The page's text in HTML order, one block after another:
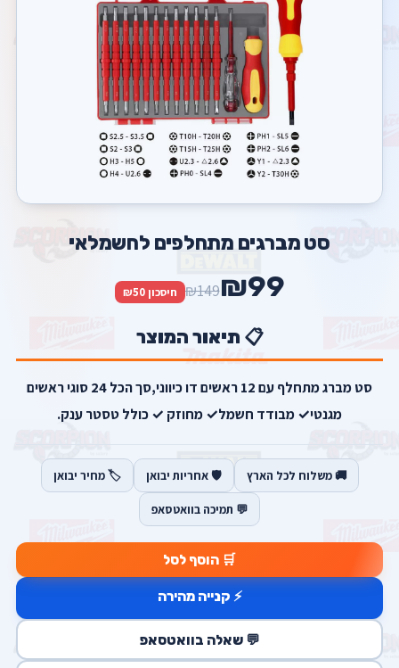
סט מברגים מתחלפים לחשמלאי
₪99
₪149 חיסכון ₪50
📋 תיאור המוצר
סט מברג מתחלף עם 12 ראשים דו כיווני,סך הכל 24 סוגי ראשים
מגנטי✓ מבודד חשמל✓ מחוזק ✓ כולל טסטר ענק.
🚚 משלוח לכל הארץ 🛡️ אחריות יבואן 🏷️ מחיר יבואן
💬 תמיכה בוואטסאפ
🛒 הוסף לסל
⚡ קנייה מהירה
💬 שאלה בוואטסאפ